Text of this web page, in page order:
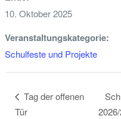
10. Oktober 2025
Veranstaltungskategorie:
Schulfeste und Projekte
Tag der offenen
Tür